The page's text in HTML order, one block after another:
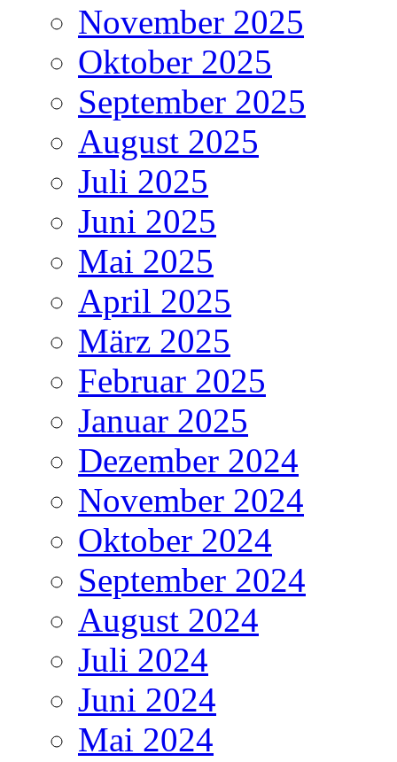
November 2025
Oktober 2025
September 2025
August 2025
Juli 2025
Juni 2025
Mai 2025
April 2025
März 2025
Februar 2025
Januar 2025
Dezember 2024
November 2024
Oktober 2024
September 2024
August 2024
Juli 2024
Juni 2024
Mai 2024